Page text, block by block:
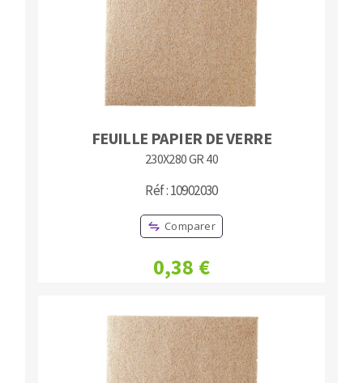
FEUILLE PAPIER DE VERRE
230X280 GR 40
Réf : 10902030
Comparer
0,38 €